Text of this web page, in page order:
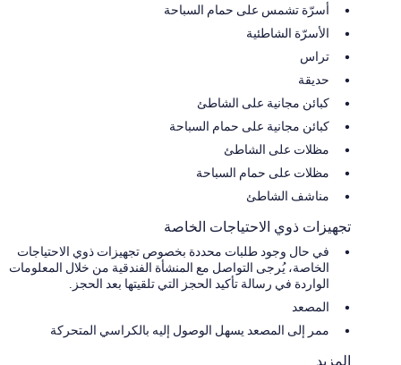
أسرّة تشمس على حمام السباحة
الأسرّة الشاطئية
تراس
حديقة
كبائن مجانية على الشاطئ
كبائن مجانية على حمام السباحة
مظلات على الشاطئ
مظلات على حمام السباحة
مناشف الشاطئ
تجهيزات ذوي الاحتياجات الخاصة
في حال وجود طلبات محددة بخصوص تجهيزات ذوي الاحتياجات
الخاصة، يُرجى التواصل مع المنشأة الفندقية من خلال المعلومات
الواردة في رسالة تأكيد الحجز التي تلقيتها بعد الحجز.
المصعد
ممر إلى المصعد يسهل الوصول إليه بالكراسي المتحركة
المزيد